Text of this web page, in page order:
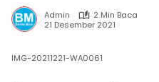
Admin
2 Min Baca
21 Desember 2021
IMG-20211221-WA0061